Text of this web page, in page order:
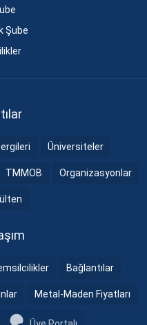
Şube
Üniversiteler
TMMOB Organizasyonlar
Bağlantılar
Metal-Maden Fiyatları